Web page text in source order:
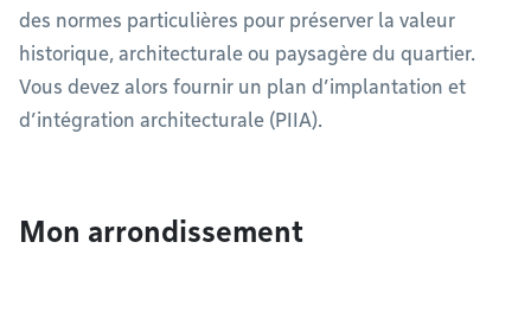
des normes particulières pour préserver la valeur
historique, architecturale ou paysagère du quartier.
Vous devez alors fournir un plan d’implantation et
d’intégration architecturale (PIIA).
Mon arrondissement